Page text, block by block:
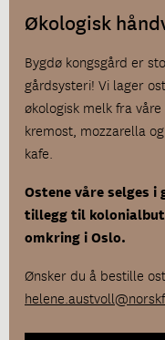
Økologisk
Bygdø kongsgård er
gårdsysteri! Vi lager
økologisk melk fra
kremost, mozzarella
kafe.
Ostene våre selges
tillegg til
omkring i Oslo.
Ønsker du å bestille